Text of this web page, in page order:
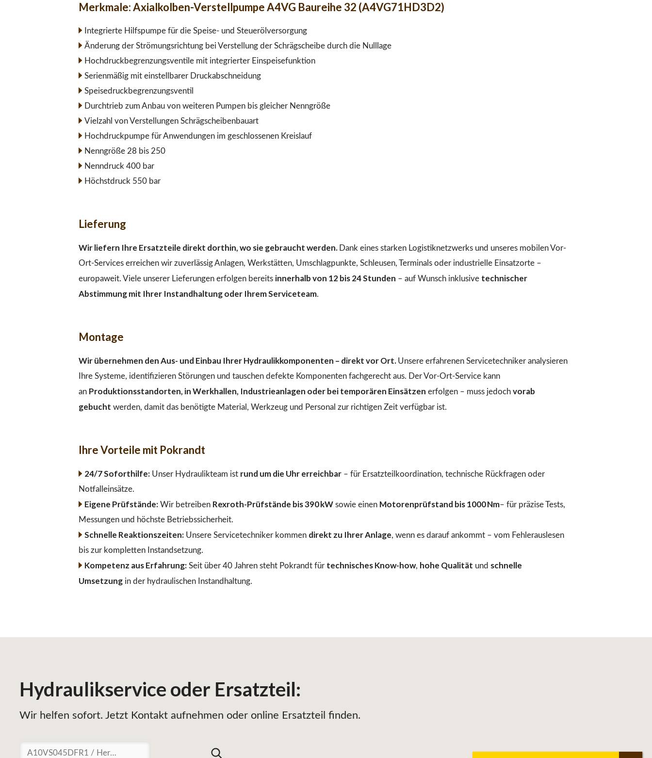
Merkmale:Axialkolben-Verstellpumpe A4VG Baureihe 32 (A4VG71HD3D2)
Integrierte Hilfspumpe für die Speise- und Steuerölversorgung
Änderung der Strömungsrichtung bei Verstellung der Schrägscheibe durch die Nulllage
Hochdruckbegrenzungsventile mit integrierter Einspeisefunktion
Serienmäßig mit einstellbarer Druckabschneidung
Speisedruckbegrenzungsventil
Durchtrieb zum Anbau von weiteren Pumpen bis gleicher Nenngröße
Vielzahl von Verstellungen Schrägscheibenbauart
Hochdruckpumpe für Anwendungen im geschlossenen Kreislauf
Nenngröße 28 bis 250
Nenndruck 400 bar
Höchstdruck 550 bar
Lieferung
Wir liefern Ihre Ersatzteile direkt dorthin, wo sie gebraucht werden. Dank eines starken Logistiknetzwerks und unseres mobilen Vor-
Ort-Services erreichen wir zuverlässig Anlagen, Werkstätten, Umschlagpunkte, Schleusen, Terminals oder industrielle Einsatzorte –
europaweit. Viele unserer Lieferungen erfolgen bereits innerhalb von 12 bis 24 Stunden – auf Wunsch inklusive technischer
Abstimmung mit Ihrer Instandhaltung oder Ihrem Serviceteam.
Montage
Wir übernehmen den Aus- und Einbau Ihrer Hydraulikkomponenten – direkt vor Ort. Unsere erfahrenen Servicetechniker analysieren
Ihre Systeme, identifizieren Störungen und tauschen defekte Komponenten fachgerecht aus. Der Vor-Ort-Service kann
an Produktionsstandorten, in Werkhallen, Industrieanlagen oder bei temporären Einsätzen erfolgen – muss jedoch vorab
gebucht werden, damit das benötigte Material, Werkzeug und Personal zur richtigen Zeit verfügbar ist.
Ihre Vorteile mit Pokrandt
24/7 Soforthilfe:Unser Hydraulikteam ist rund um die Uhr erreichbar– für Ersatzteilkoordination, technische Rückfragen oder
Notfalleinsätze.
Eigene Prüfstände:Wir betreiben Rexroth-Prüfstände bis 390 kWsowie einen Motorenprüfstand bis 1000 Nm– für präzise Tests,
Messungen und höchste Betriebssicherheit.
Schnelle Reaktionszeiten:Unsere Servicetechniker kommen direkt zu Ihrer Anlage, wenn es darauf ankommt – vom Fehlerauslesen
bis zur kompletten Instandsetzung.
Kompetenz aus Erfahrung:Seit über 40 Jahren steht Pokrandt für technisches Know-how, hohe Qualität und schnelle
Umsetzung in der hydraulischen Instandhaltung.
Hydraulikservice oder Ersatzteil:
Wir helfen sofort. Jetzt Kontakt aufnehmen oder online Ersatzteil finden.
Suchen